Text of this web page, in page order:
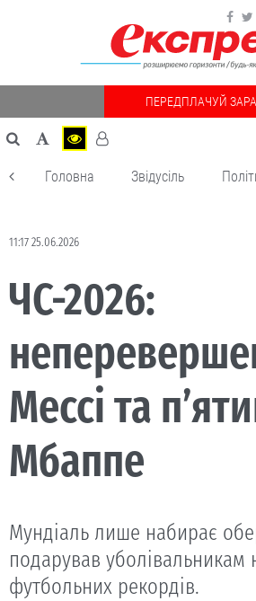
ПЕРЕДПЛАЧУЙ
Головна Звідусіль
11:17 25.06.2026
ЧС-2026:
Мессі та
Мбаппе
Мундіаль лише набирає
подарував уболівальникам
футбольних рекордів.